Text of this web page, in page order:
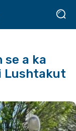
a ka
Lushtakut